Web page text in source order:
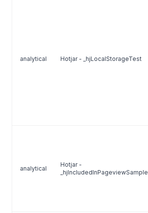
analytical Hotjar - _hjLocalStorageTest
analytical
Hotjar -
_hjIncludedInPageviewSample